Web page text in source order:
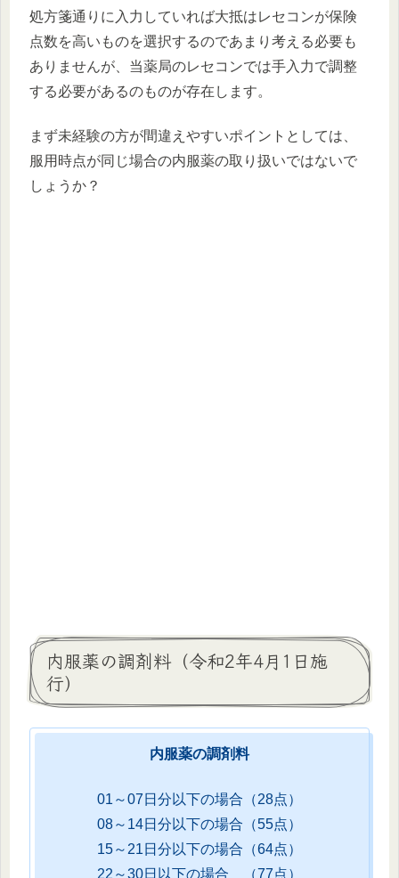
処方箋通りに入力していれば大抵はレセコンが保険
点数を高いものを選択するのであまり考える必要も
ありませんが、当薬局のレセコンでは手入力で調整
する必要があるのものが存在します。
まず未経験の方が間違えやすいポイントとしては、
服用時点が同じ場合の内服薬の取り扱いではないで
しょうか？
内服薬の調剤料（令和2年4月1日施
行）
内服薬の調剤料
01～07 日 分以下の場合（28点）
08～14日分以下の場合（55点）
15～ 21日分以下の場合（64点）
22 ～30日以下の場合 （77点）